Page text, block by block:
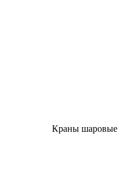
Краны шаровые